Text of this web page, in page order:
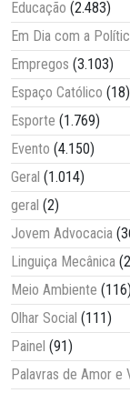
Educação (2.483)
Em Dia com a
Empregos (3.103)
Espaço Católico (18)
Esporte (1.769)
Evento (4.150)
Geral (1.014)
geral (2)
Jovem Advocacia
Linguiça Mecânica
Meio Ambiente (116)
Olhar Social (111)
Painel (91)
Palavras de Amor e